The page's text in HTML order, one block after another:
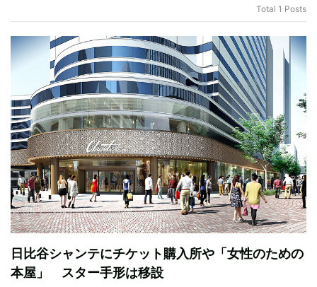
Total 1 Posts
日比谷シャンテにチケット購入所や「女性のための
本屋」 スター手形は移設